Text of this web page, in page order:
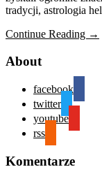
tradycji, astrologia
Continue Reading →
About
facebook
twitter
youtube
rss
Komentarze